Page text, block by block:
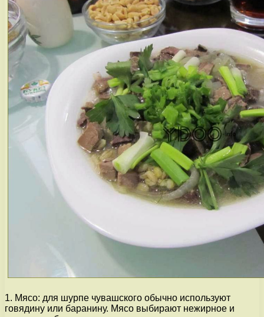
1. Мясо: для шурпе чувашского обычно используют
говядину или баранину. Мясо выбирают нежирное и